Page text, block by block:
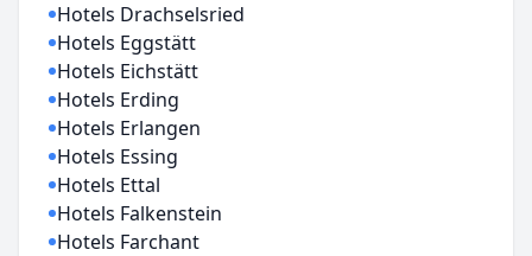
Hotels Drachselsried
Hotels Eggstätt
Hotels Eichstätt
Hotels Erding
Hotels Erlangen
Hotels Essing
Hotels Ettal
Hotels Falkenstein
Hotels Farchant